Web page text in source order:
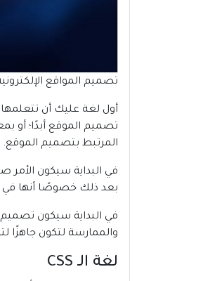
تصميم المواقع
تصميم الموقع أبدًا؛ أو
المرتبط بتصميم الموقع.
في البداية سيكون الأمر
بعد ذلك خصوصًا أنها
في البداية سيكون
والممارسة لتكون
لغة الـ CSS